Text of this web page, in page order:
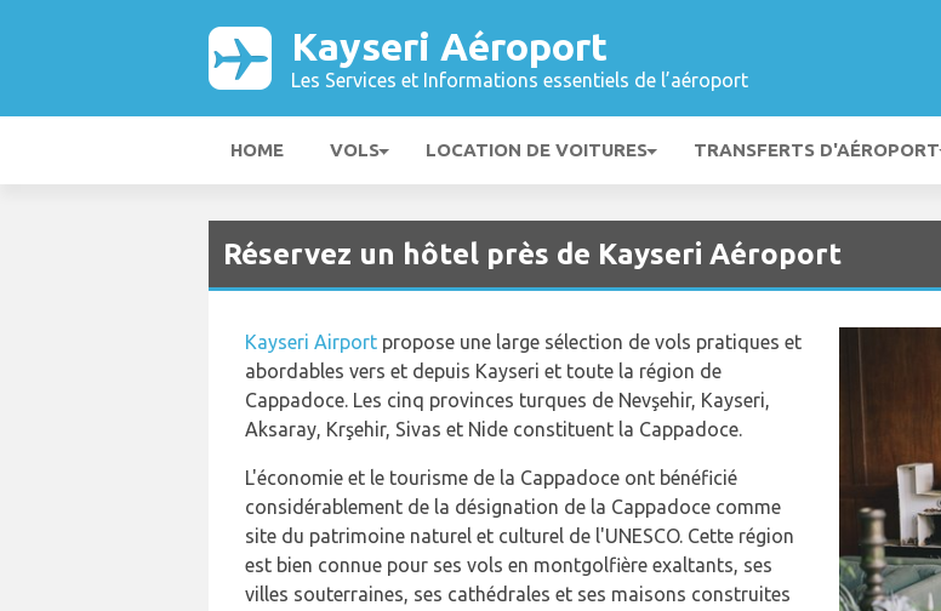
Kayseri Aéroport
Les Services et Informations essentiels de l’aéroport
HOME VOLS LOCATION DE VOITURES TRANSFERTS D'AÉROPORT
Réservez un hôtel près de Kayseri Aéroport
Kayseri Airport propose une large sélection de vols pratiques et
abordables vers et depuis Kayseri et toute la région de
Cappadoce. Les cinq provinces turques de Nevşehir, Kayseri,
Aksaray, Krşehir, Sivas et Nide constituent la Cappadoce.
L'économie et le tourisme de la Cappadoce ont bénéficié
considérablement de la désignation de la Cappadoce comme
site du patrimoine naturel et culturel de l'UNESCO. Cette région
est bien connue pour ses vols en montgolfière exaltants, ses
villes souterraines, ses cathédrales et ses maisons construites